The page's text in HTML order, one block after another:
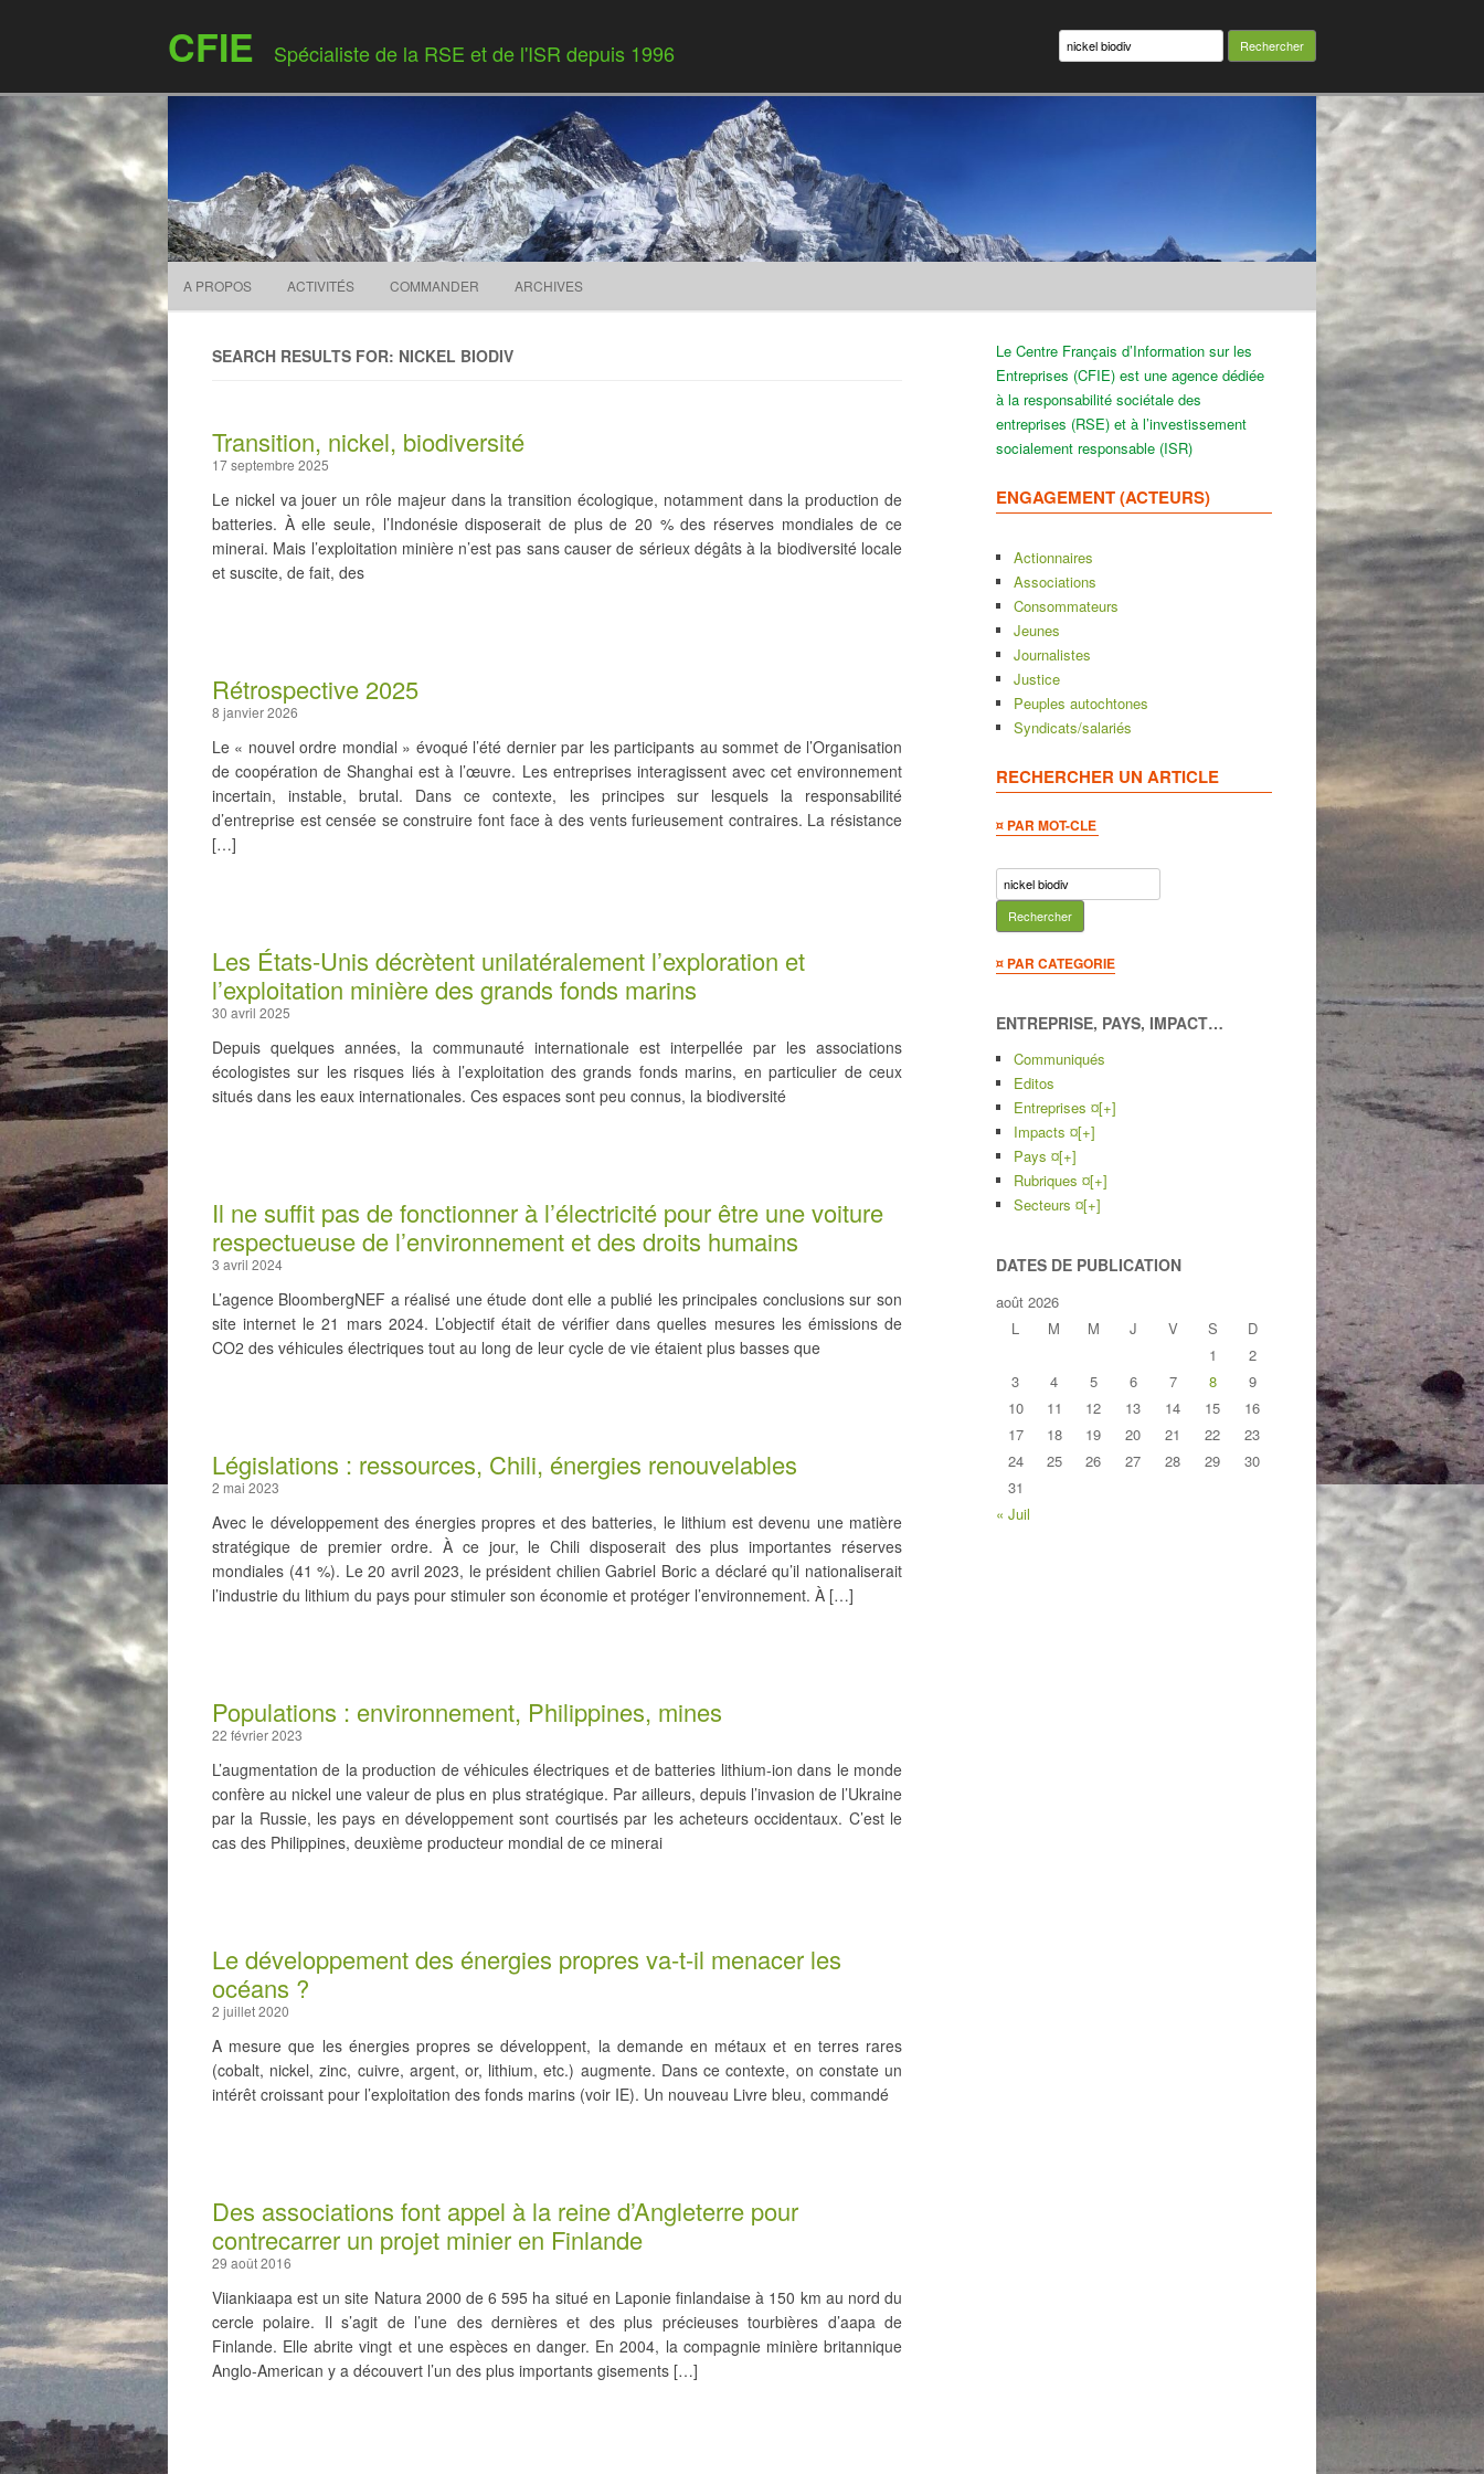
CFIE Spécialiste de la RSE et de l'ISR depuis 1996
Rechercher :
A PROPOS ACTIVITÉS COMMANDER ARCHIVES
SEARCH RESULTS FOR: NICKEL BIODIV
Transition, nickel, biodiversité
17 septembre 2025
Le nickel va jouer un rôle majeur dans la transition écologique, notamment dans la production de
batteries. À elle seule, l’Indonésie disposerait de plus de 20 % des réserves mondiales de ce
minerai. Mais l’exploitation minière n’est pas sans causer de sérieux dégâts à la biodiversité locale
et suscite, de fait, des
Rétrospective 2025
8 janvier 2026
Le « nouvel ordre mondial » évoqué l’été dernier par les participants au sommet de l’Organisation
de coopération de Shanghai est à l’œuvre. Les entreprises interagissent avec cet environnement
incertain, instable, brutal. Dans ce contexte, les principes sur lesquels la responsabilité
d’entreprise est censée se construire font face à des vents furieusement contraires. La résistance
[…]
Les États-Unis décrètent unilatéralement l’exploration et
l’exploitation minière des grands fonds marins
30 avril 2025
Depuis quelques années, la communauté internationale est interpellée par les associations
écologistes sur les risques liés à l’exploitation des grands fonds marins, en particulier de ceux
situés dans les eaux internationales. Ces espaces sont peu connus, la biodiversité
Il ne suffit pas de fonctionner à l’électricité pour être une voiture
respectueuse de l’environnement et des droits humains
3 avril 2024
L’agence BloombergNEF a réalisé une étude dont elle a publié les principales conclusions sur son
site internet le 21 mars 2024. L’objectif était de vérifier dans quelles mesures les émissions de
CO2 des véhicules électriques tout au long de leur cycle de vie étaient plus basses que
Législations : ressources, Chili, énergies renouvelables
2 mai 2023
Avec le développement des énergies propres et des batteries, le lithium est devenu une matière
stratégique de premier ordre. À ce jour, le Chili disposerait des plus importantes réserves
mondiales (41 %). Le 20 avril 2023, le président chilien Gabriel Boric a déclaré qu’il nationaliserait
l’industrie du lithium du pays pour stimuler son économie et protéger l’environnement. À […]
Populations : environnement, Philippines, mines
22 février 2023
L’augmentation de la production de véhicules électriques et de batteries lithium-ion dans le monde
confère au nickel une valeur de plus en plus stratégique. Par ailleurs, depuis l’invasion de l’Ukraine
par la Russie, les pays en développement sont courtisés par les acheteurs occidentaux. C’est le
cas des Philippines, deuxième producteur mondial de ce minerai
Le développement des énergies propres va-t-il menacer les
océans ?
2 juillet 2020
A mesure que les énergies propres se développent, la demande en métaux et en terres rares
(cobalt, nickel, zinc, cuivre, argent, or, lithium, etc.) augmente. Dans ce contexte, on constate un
intérêt croissant pour l’exploitation des fonds marins (voir IE). Un nouveau Livre bleu, commandé
Des associations font appel à la reine d’Angleterre pour
contrecarrer un projet minier en Finlande
29 août 2016
Viiankiaapa est un site Natura 2000 de 6 595 ha situé en Laponie finlandaise à 150 km au nord du
cercle polaire. Il s’agit de l’une des dernières et des plus précieuses tourbières d’aapa de
Finlande. Elle abrite vingt et une espèces en danger. En 2004, la compagnie minière britannique
Anglo-American y a découvert l’un des plus importants gisements […]
Le Centre Français d’Information sur les
Entreprises (CFIE) est une agence dédiée
à la responsabilité sociétale des
entreprises (RSE) et à l’investissement
socialement responsable (ISR)
ENGAGEMENT (ACTEURS)
Actionnaires
Associations
Consommateurs
Jeunes
Journalistes
Justice
Peuples autochtones
Syndicats/salariés
RECHERCHER UN ARTICLE
¤ PAR MOT-CLE
Rechercher :
¤ PAR CATEGORIE
ENTREPRISE, PAYS, IMPACT…
Communiqués
Editos
Entreprises ¤[+]
Impacts ¤[+]
Pays ¤[+]
Rubriques ¤[+]
Secteurs ¤[+]
DATES DE PUBLICATION
août 2026
L
M M J V S
D
1
2
3
4 5 6 7 8
9
10
11 12 13 14 15
16
17
18 19 20 21 22
23
24
25 26 27 28 29
30
31
« Juil